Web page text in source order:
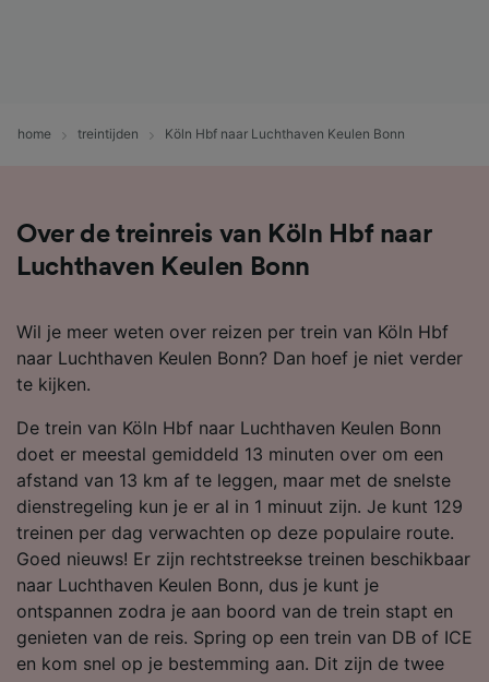
home treintijden Köln Hbf naar Luchthaven Keulen Bonn
Over de treinreis van Köln Hbf naar
Luchthaven Keulen Bonn
Wil je meer weten over reizen per trein van Köln Hbf
naar Luchthaven Keulen Bonn? Dan hoef je niet verder
te kijken.
De trein van Köln Hbf naar Luchthaven Keulen Bonn
doet er meestal gemiddeld 13 minuten over om een
afstand van 13 km af te leggen, maar met de snelste
dienstregeling kun je er al in 1 minuut zijn. Je kunt 129
treinen per dag verwachten op deze populaire route.
Goed nieuws! Er zijn rechtstreekse treinen beschikbaar
naar Luchthaven Keulen Bonn, dus je kunt je
ontspannen zodra je aan boord van de trein stapt en
genieten van de reis. Spring op een trein van DB of ICE
en kom snel op je bestemming aan. Dit zijn de twee